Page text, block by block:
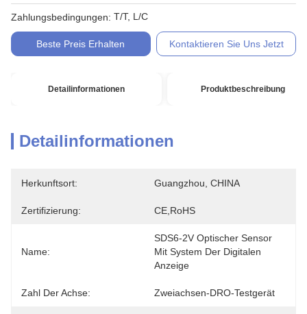
Zahlungsbedingungen: T/T, L/C
Beste Preis Erhalten Kontaktieren Sie Uns Jetzt
Detailinformationen Produktbeschreibung
Detailinformationen
Herkunftsort: Guangzhou, CHINA
Zertifizierung: CE,RoHS
Name:
SDS6-2V Optischer Sensor
Mit System Der Digitalen
Anzeige
Zahl Der Achse: Zweiachsen-DRO-Testgerät